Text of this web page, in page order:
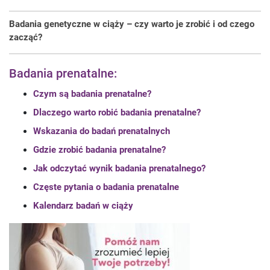
Badania genetyczne w ciąży – czy warto je zrobić i od czego
zacząć?
Badania prenatalne:
Czym są badania prenatalne?
Dlaczego warto robić badania prenatalne?
Wskazania do badań prenatalnych
Gdzie zrobić badania prenatalne?
Jak odczytać wynik badania prenatalnego?
Częste pytania o badania prenatalne
Kalendarz badań w ciąży